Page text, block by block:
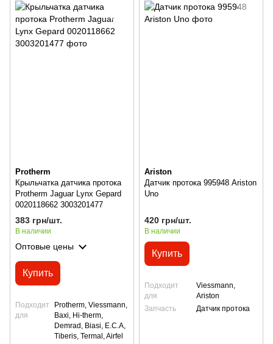
Protherm
Крыльчатка датчика протока
Protherm Jaguar Lynx Gepard
0020118662 3003201477
383 грн/шт.
В наличии
Оптовые цены
Купить
Подходит
для
Protherm, Viessmann,
Baxi, Hi-therm,
Demrad, Biasi, E.C.A,
Tiberis, Termal, Airfel
Ariston
Датчик протока 995948 Ariston
Uno
420 грн/шт.
В наличии
Купить
Подходит
для
Viessmann,
Ariston
Запчасть
Датчик протока